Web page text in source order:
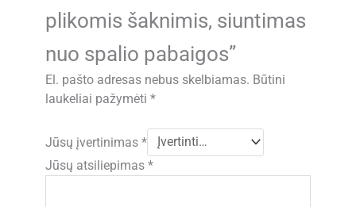
plikomis šaknimis, siuntimas
nuo spalio pabaigos”
El. pašto adresas nebus skelbiamas. Būtini
laukeliai pažymėti*
Jūsų įvertinimas*
Jūsų atsiliepimas*